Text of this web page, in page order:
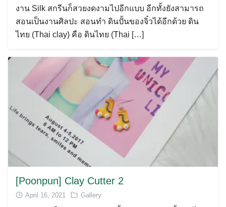
งาน Silk สกรีนก็สวยงดงามไปอีกแบบ อีกทั้งยังสามารถ
สอนเป็นงานศิลปะ สอนทำ ดินปั้นของจิ๋วได้อีกด้วย ดิน
ไทย (Thai clay) คือ ดินไทย (Thai […]
[Poonpun] Clay Cutter 2
April 16, 2021 Gallery